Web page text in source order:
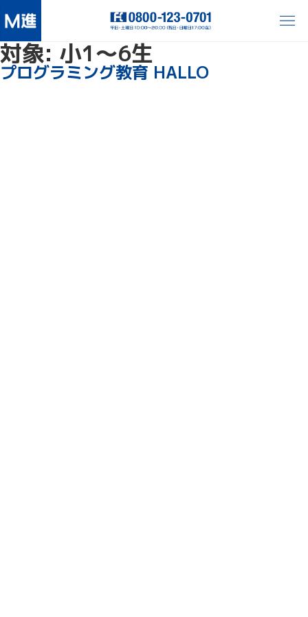
対象: 小1〜6生
プログラミング教育 HALLO